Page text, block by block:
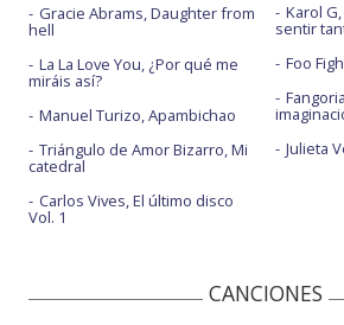
Gracie Abrams, Daughter from
hell
La La Love You, ¿Por qué me
miráis así?
Manuel Turizo, Apambichao
Triángulo de Amor Bizarro, Mi
catedral
Carlos Vives, El último disco
Vol. 1
Karol
sentir
Foo
Julieta
CANCIONES